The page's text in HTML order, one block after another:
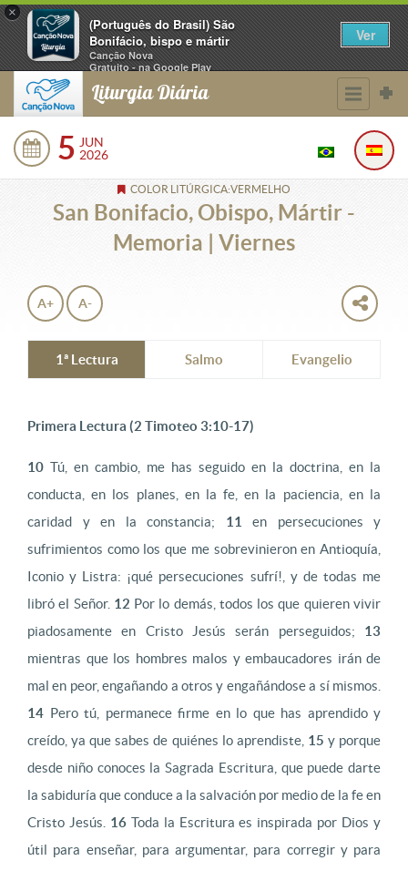
×
(Português do Brasil) São
Bonifácio, bispo e mártir
Canção Nova
Gratuito - na Google Play
Ver
Liturgia Diária
5 JUN
2026
COLOR LITÚRGICA:VERMELHO
San Bonifacio, Obispo, Mártir -
Memoria | Viernes
A+ A-
1ª Lectura Salmo Evangelio
Primera Lectura (2 Timoteo 3:10-17)
10 Tú, en cambio, me has seguido en la doctrina, en la
conducta, en los planes, en la fe, en la paciencia, en la
caridad y en la constancia; 11
en persecuciones y
sufrimientos como los que me sobrevinieron en Antioquía,
Iconio y Listra: ¡qué persecuciones sufrí!, y de todas me
libró el Señor. 12 Por lo demás, todos los que quieren vivir
piadosamente en Cristo Jesús serán perseguidos; 13
mientras que los hombres malos y embaucadores irán de
mal en peor, engañando a otros y engañándose a sí mismos.
14 Pero tú, permanece firme en lo que has aprendido y
creído, ya que sabes de quiénes lo aprendiste, 15 y porque
desde niño conoces la Sagrada Escritura, que puede darte
la sabiduría que conduce a la salvación por medio de la fe en
Cristo Jesús. 16Toda la Escritura es inspirada por Dios y
útil para enseñar, para argumentar, para corregir y para